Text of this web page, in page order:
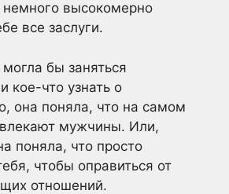
немного высокомерно
все заслуги.
бы заняться
кое-что узнать о
она поняла, что на самом
мужчины. Или,
поняла, что просто
чтобы оправиться от
отношений.